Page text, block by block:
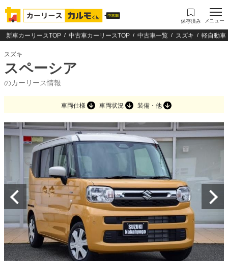
保存済み メニュー
新車カーリースTOP 中古車カーリースTOP 中古車一覧 スズキ 軽自動車
スズキ
スペーシア
のカーリース情報
車両仕様 車両状況 装備・他